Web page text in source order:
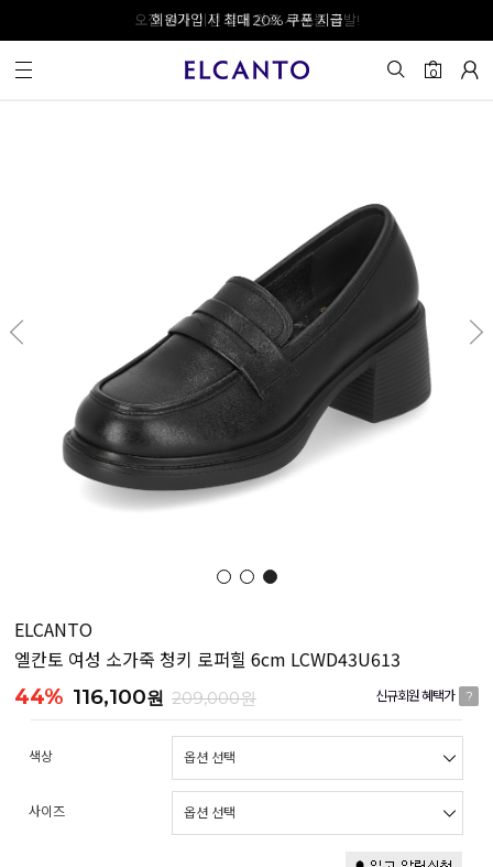
오전 10시 이전 결제 완료 시 오늘 출발!
회원가입 시 최대 20% 쿠폰 지급
0
ELCANTO
엘칸토 여성 소가죽 청키 로퍼힐 6cm LCWD43U613
44% 116,100원 209,000원 신규회원 혜택가 ?
색상
사이즈